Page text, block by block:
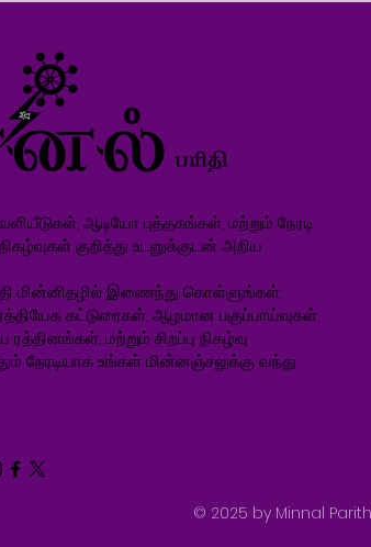
ஆடியோ புத்தகங்கள், மற்றும் நேரடி
குறித்து உடனுக்குடன் அறிய
மின்னிதழில் இணைந்து கொள்ளுங்கள்.
கட்டுரைகள், ஆழமான பகுப்பாய்வுகள்,
மற்றும் சிறப்பு நிகழ்வு
உங்கள் மின்னஞ்சலுக்கு வந்து
© 2025 by Minnal